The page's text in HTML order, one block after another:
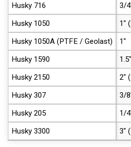
Husky 716
3/
Husky 1050
1″
Husky 1050A (PTFE / Geolast)
1″
Husky 1590
Husky 2150
2″
Husky 307
3/
Husky 205
1/
Husky 3300
3″